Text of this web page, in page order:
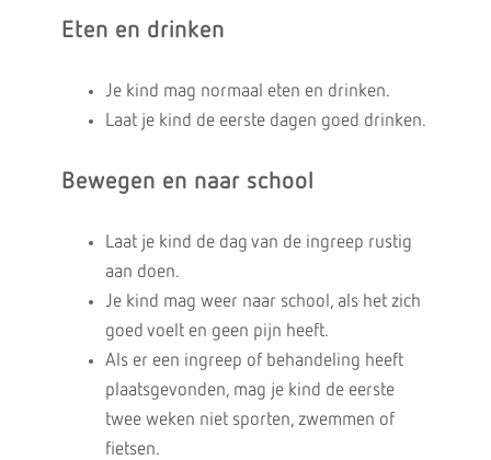
Eten en drinken
Je kind mag normaal eten en drinken.
Laat je kind de eerste dagen goed drinken.
Bewegen en naar school
Laat je kind de dag van de ingreep rustig
aan doen.
Je kind mag weer naar school, als het zich
goed voelt en geen pijn heeft.
Als er een ingreep of behandeling heeft
plaatsgevonden, mag je kind de eerste
twee weken niet sporten, zwemmen of
fietsen.